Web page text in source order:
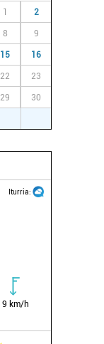
1 2
8 9
15 16
22 23
29 30
Iturria:
9 km/h